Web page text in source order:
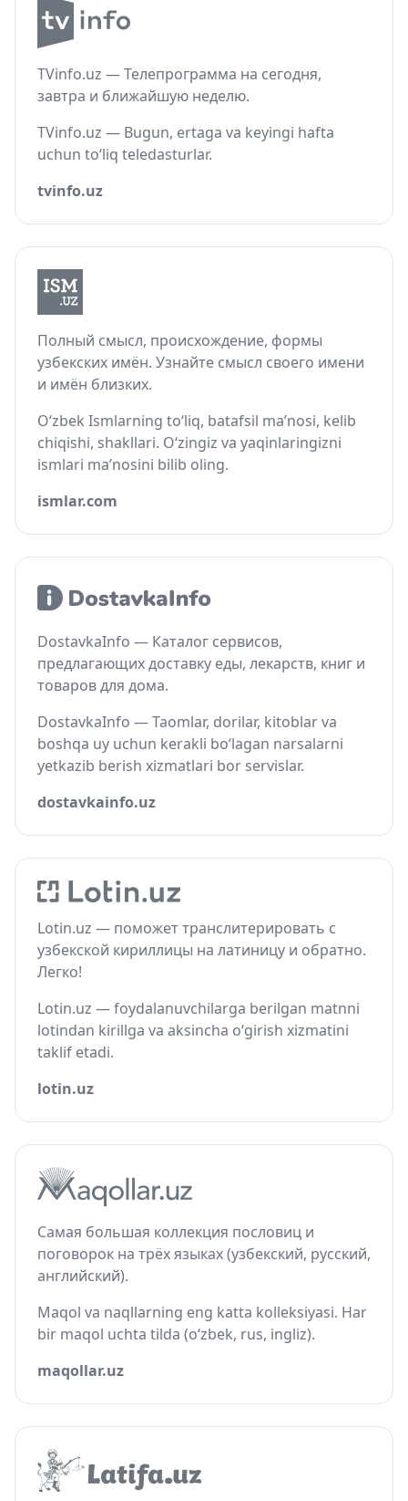
TVinfo.uz — Телепрограмма на сегодня,
завтра и ближайшую неделю.
TVinfo.uz — Bugun, ertaga va keyingi hafta
uchun to‘liq teledasturlar.
tvinfo.uz
Полный смысл, происхождение, формы
узбекских имён. Узнайте смысл своего имени
и имён близких.
O‘zbek Ismlarning to‘liq, batafsil ma’nosi, kelib
chiqishi, shakllari. O‘zingiz va yaqinlaringizni
ismlari ma’nosini bilib oling.
ismlar.com
DostavkaInfo — Каталог сервисов,
предлагающих доставку еды, лекарств, книг и
товаров для дома.
DostavkaInfo — Taomlar, dorilar, kitoblar va
boshqa uy uchun kerakli bo‘lagan narsalarni
yetkazib berish xizmatlari bor servislar.
dostavkainfo.uz
Lotin.uz — поможет транслитерировать с
узбекской кириллицы на латиницу и обратно.
Легко!
Lotin.uz — foydalanuvchilarga berilgan matnni
lotindan kirillga va aksincha o‘girish xizmatini
taklif etadi.
lotin.uz
Самая большая коллекция пословиц и
поговорок на трёх языках (узбекский, русский,
английский).
Maqol va naqllarning eng katta kolleksiyasi. Har
bir maqol uchta tilda (o‘zbek, rus, ingliz).
maqollar.uz